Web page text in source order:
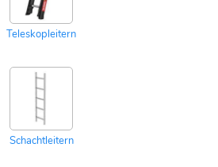
Teleskopleitern
Schachtleitern